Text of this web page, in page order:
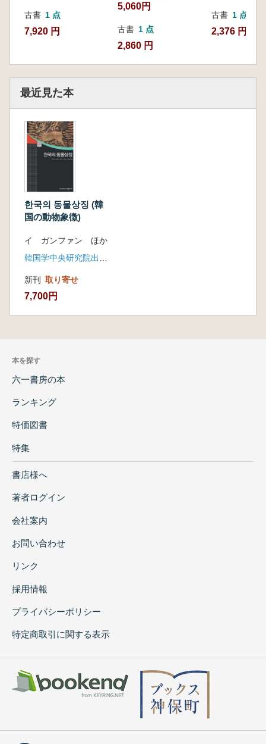
古書 1 点
7,920 円
5,060円
古書 1 点
2,860 円
古書 1 点
2,376 円
最近見た本
한국의 동물상징 (韓
国の動物象徴)
イ ガンファン ほか
新刊 取り寄せ
7,700円
本を探す
六一書房の本
ランキング
特価図書
特集
書店様へ
著者ログイン
会社案内
お問い合わせ
リンク
採用情報
プライバシーポリシー
特定商取引に関する表示